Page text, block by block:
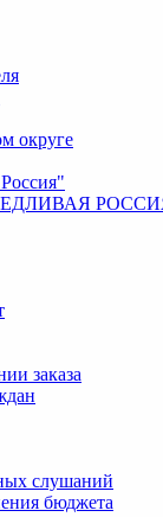
округе
заказа
слушаний
бюджета